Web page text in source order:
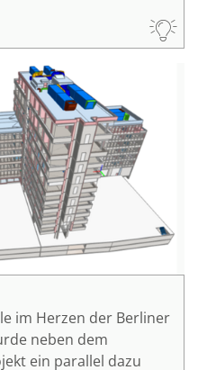
im Herzen der Berliner
neben dem
ein parallel dazu